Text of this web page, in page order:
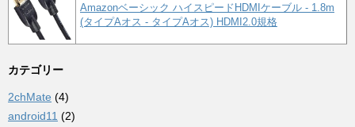
Amazonベーシック ハイスピードHDMIケーブル - 1.8m
(タイプAオス - タイプAオス) HDMI2.0規格
カテゴリー
2chMate (4)
android11 (2)